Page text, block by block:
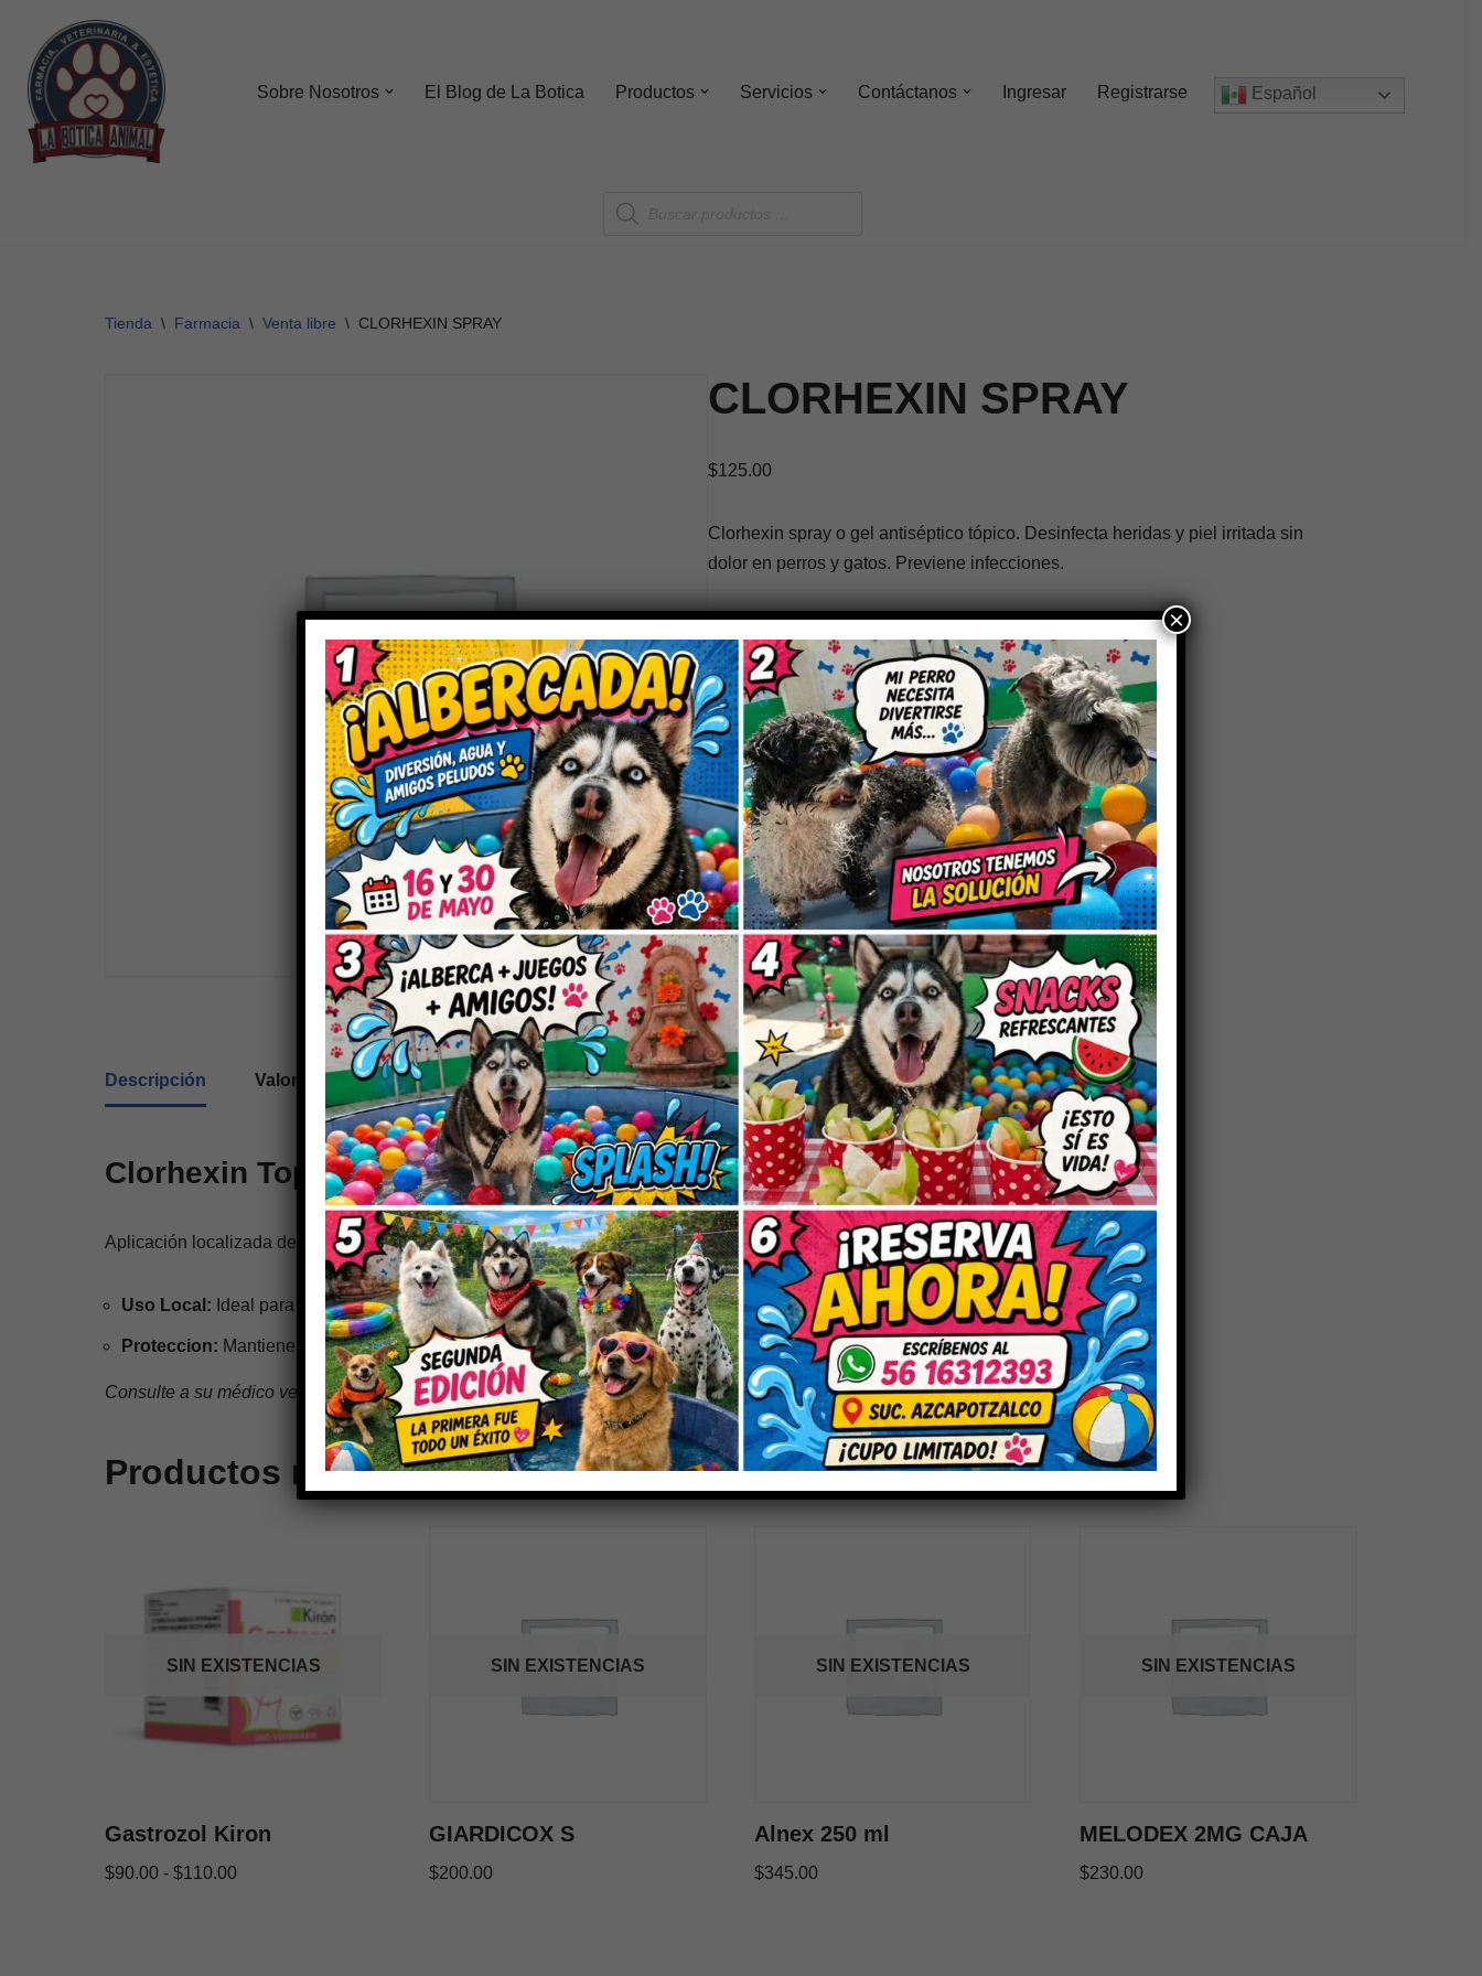
Saltar
contenido
Sobre Nosotros El Blog de La Botica Productos Servicios Contáctanos Ingresar Registrarse Español
Tienda \ Farmacia \ Venta libre \ CLORHEXIN SPRAY
CLORHEXIN SPRAY
$125.00
Clorhexin spray o gel antiséptico tópico. Desinfecta heridas y piel irritada sin
dolor en perros y gatos. Previene infecciones.
Sin existencias
SKU:FAR-MEDERILAB-CLORHEXINSPRAY-60ML
Categorías:Farmacia,Venta libre
Marca:Mederilab
Descripción Valoraciones (0)
Clorhexin Topico (Spray/Gel)
Aplicación localizada de Clorhexidina para desinfectar sin irritar.
Uso Local: Ideal para raspones, cortes y limpieza de pliegues.
Proteccion: Mantiene el área limpia y libre de contaminación.
Consulte a su médico veterinario.
Productos relacionados
SIN EXISTENCIAS
Gastrozol Kiron
$90.00 - $110.00
SIN EXISTENCIAS
GIARDICOX S
$200.00
SIN EXISTENCIAS
Alnex 250 ml
$345.00
SIN EXISTENCIAS
MELODEX 2MG CAJA
$230.00
×